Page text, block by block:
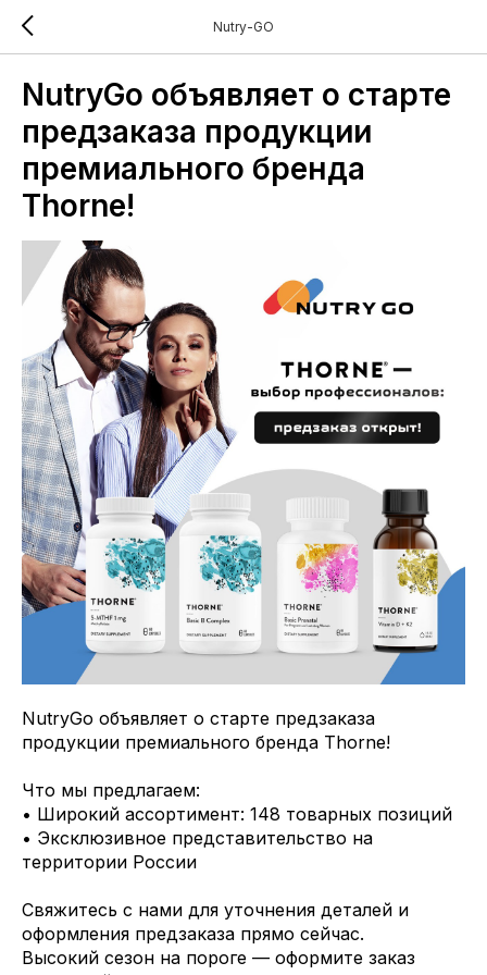
Nutry-GO
NutryGo объявляет о старте
предзаказа продукции
премиального бренда
Thorne!
NutryGo объявляет о старте предзаказа
продукции премиального бренда Thorne!
Что мы предлагаем:
• Широкий ассортимент: 148 товарных позиций
• Эксклюзивное представительство на
территории России
Свяжитесь с нами для уточнения деталей и
оформления предзаказа прямо сейчас.
Высокий сезон на пороге — оформите заказ